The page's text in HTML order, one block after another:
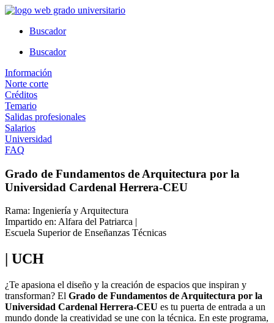
Ir
contenidoBuscador
Buscador
Información
Norte corte
Créditos
Temario
Salidas profesionales
Salarios
Universidad
FAQ
Grado de Fundamentos de Arquitectura por la
Universidad Cardenal Herrera-CEU
Rama: Ingeniería y Arquitectura
Impartido en: Alfara del Patriarca |
Escuela Superior de Enseñanzas Técnicas
| UCH
¿Te apasiona el diseño y la creación de espacios que inspiran y
transforman? El Grado de Fundamentos de Arquitectura por la
Universidad Cardenal Herrera-CEU es tu puerta de entrada a un
mundo donde la creatividad se une con la técnica. En este programa,